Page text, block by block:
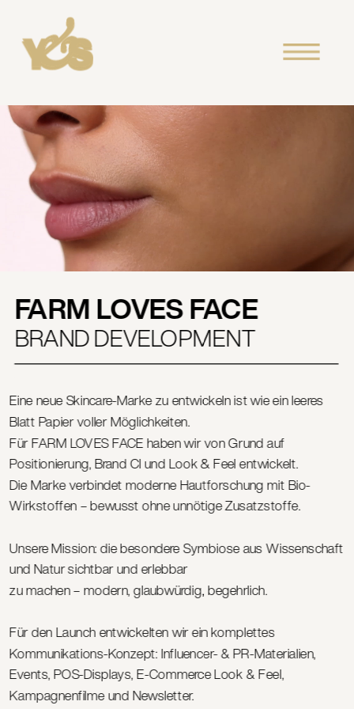
FARM LOVES FACE
BRAND DEVELOPMENT
Eine neue Skincare-Marke zu entwickeln ist wie ein leeres
Blatt Papier voller Möglichkeiten.
Für FARM LOVES FACE haben wir von Grund auf
Positionierung, Brand CI und Look & Feel entwickelt.
Die Marke verbindet moderne Hautforschung mit Bio-
Wirkstoffen – bewusst ohne unnötige Zusatzstoffe.
Unsere Mission: die besondere Symbiose aus Wissenschaft
und Natur sichtbar und erlebbar
zu machen – modern, glaubwürdig, begehrlich.
Für den Launch entwickelten wir ein komplettes
Kommunikations-Konzept: Influencer- & PR-Materialien,
Events, POS-Displays, E-Commerce Look & Feel,
Kampagnenfilme und Newsletter.